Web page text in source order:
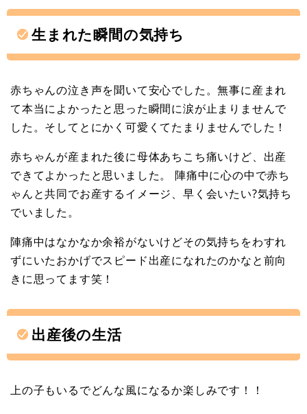
生まれた瞬間の気持ち
赤ちゃんの泣き声を聞いて安心でした。無事に産まれ
て本当によかったと思った瞬間に涙が止まりませんで
した。そしてとにかく可愛くてたまりませんでした！
赤ちゃんが産まれた後に母体あちこち痛いけど、出産
できてよかったと思いました。 陣痛中に心の中で赤ち
ゃんと共同でお産するイメージ、早く会いたい?気持ち
でいました。
陣痛中はなかなか余裕がないけどその気持ちをわすれ
ずにいたおかげでスピード出産になれたのかなと前向
きに思ってます笑！
出産後の生活
上の子もいるでどんな風になるか楽しみです！！